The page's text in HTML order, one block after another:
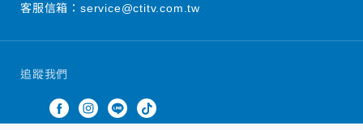
追蹤我們
客服信箱： service@ctitv.com.tw